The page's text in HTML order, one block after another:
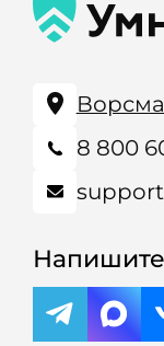
Ворсма
8 800